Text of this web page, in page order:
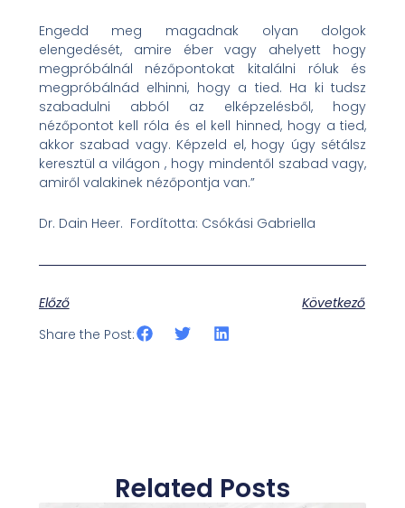
Engedd meg magadnak olyan dolgok
elengedését, amire éber vagy ahelyett hogy
megpróbálnál nézőpontokat kitalálni róluk és
megpróbálnád elhinni, hogy a tied. Ha ki tudsz
szabadulni abból az elképzelésből, hogy
nézőpontot kell róla és el kell hinned, hogy a tied,
akkor szabad vagy. Képzeld el, hogy úgy sétálsz
keresztül a világon , hogy mindentől szabad vagy,
amiről valakinek nézőpontja van.”
Dr. Dain Heer. Fordította: Csókási Gabriella
Előző
Következő
Share the Post:
Related Posts